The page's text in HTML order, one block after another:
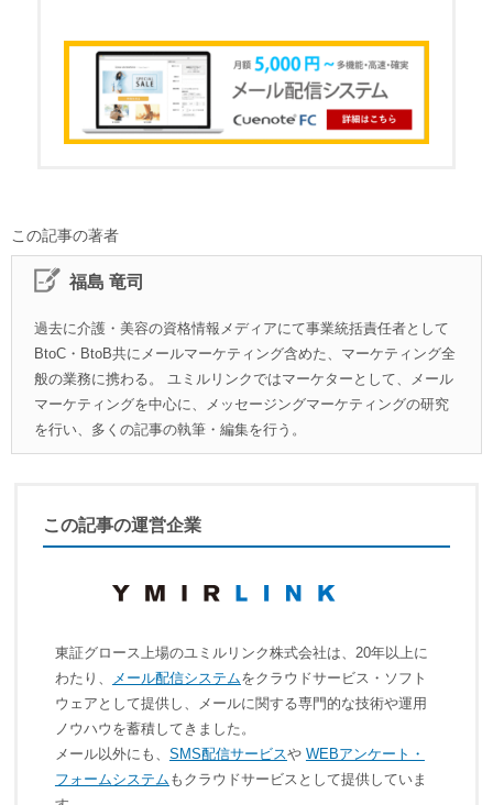
この記事の著者
福島 竜司
過去に介護・美容の資格情報メディアにて事業統括責任者として
BtoC・BtoB共にメールマーケティング含めた、マーケティング全
般の業務に携わる。 ユミルリンクではマーケターとして、メール
マーケティングを中心に、メッセージングマーケティングの研究
を行い、多くの記事の執筆・編集を行う。
この記事の運営企業
東証グロース上場のユミルリンク株式会社は、20年以上に
わたり、
メール配信システムをクラウドサービス・ソフト
ウェアとして提供し、メールに関する専門的な技術や運用
ノウハウを蓄積してきました。
メール以外にも、 SMS配信サービスや WEBアンケート・
フォームシステム もクラウドサービスとして提供していま